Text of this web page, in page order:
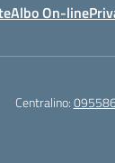
Albo On-line
Centralino: